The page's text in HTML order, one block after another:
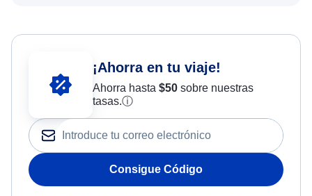
¡Ahorra en tu viaje!
Ahorra hasta $50sobre nuestras
tasas.ⓘ
Consigue Código